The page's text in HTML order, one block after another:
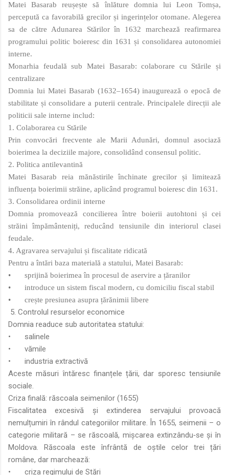
Matei Basarab reușește să înlăture domnia lui Leon Tomșa,
percepută ca favorabilă grecilor și ingerințelor otomane. Alegerea
sa de către Adunarea Stărilor în 1632 marchează reafirmarea
programului politic boieresc din 1631 și consolidarea autonomiei
interne.
Monarhia feudală sub Matei Basarab: colaborare cu Stările și
centralizare
Domnia lui Matei Basarab (1632–1654) inaugurează o epocă de
stabilitate și consolidare a puterii centrale. Principalele direcții ale
politicii sale interne includ:
1. Colaborarea cu Stările
Prin convocări frecvente ale Marii Adunări, domnul asociază
boierimea la deciziile majore, consolidând consensul politic.
2. Politica antilevantină
Matei Basarab reia mănăstirile închinate grecilor și limitează
influența boierimii străine, aplicând programul boieresc din 1631.
3. Consolidarea ordinii interne
Domnia promovează concilierea între boierii autohtoni și cei
străini împământeniți, reducând tensiunile din interiorul clasei
feudale.
4. Agravarea servajului și fiscalitate ridicată
Pentru a întări baza materială a statului, Matei Basarab:
•
sprijină boierimea în procesul de aservire a țăranilor
•
introduce un sistem fiscal modern, cu domiciliu fiscal stabil
•
crește presiunea asupra țărănimii libere
5. Controlul resurselor economice
Domnia readuce sub autoritatea statului:
•
salinele
•
vămile
•
industria extractivă
Aceste măsuri întăresc finanțele țării, dar sporesc tensiunile
sociale.
Criza finală: răscoala seimenilor (1655)
Fiscalitatea excesivă și extinderea servajului provoacă
nemulțumiri în rândul categoriilor militare. În 1655, seimenii – o
categorie militară – se răscoală, mișcarea extinzându‑se și în
Moldova. Răscoala este înfrântă de oștile celor trei țări
române, dar marchează:
•
criza regimului de Stări